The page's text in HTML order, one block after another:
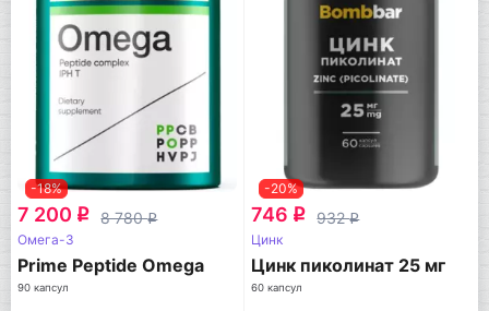
-18%
7 200 q 8 780q
Омега-3
Prime Peptide Omega
90 капсул
-20%
746 q 932q
Цинк
Цинк пиколинат 25 мг
60 капсул